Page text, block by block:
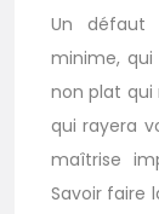
Un défaut
minime,
non plat qui
qui rayera
maîtrise
Savoir faire